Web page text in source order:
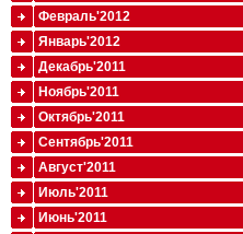
Февраль'2012
Январь'2012
Декабрь'2011
Ноябрь'2011
Октябрь'2011
Сентябрь'2011
Август'2011
Июль'2011
Июнь'2011